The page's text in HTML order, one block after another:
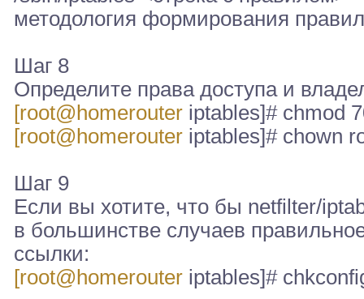
методология формирования
Шаг 8
Определите права доступа и
[root@homerouter iptables]# chmod
[root@homerouter iptables]# chown
Шаг 9
Если вы хотите, что бы netfilter/
в большинстве случаев
ссылки:
[root@homerouter iptables]#